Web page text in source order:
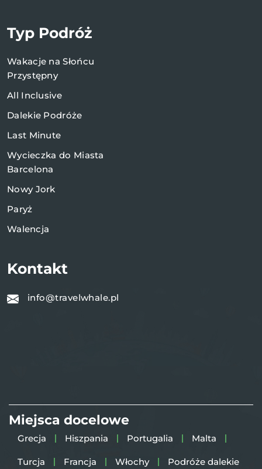
Typ Podróż
Wakacje na Słońcu
Przystępny
All Inclusive
Dalekie Podróże
Last Minute
Wycieczka do Miasta
Barcelona
Nowy Jork
Paryż
Walencja
Kontakt
info@travelwhale.pl
Miejsca docelowe
Grecja Hiszpania Portugalia Malta
Turcja Francja Włochy Podróże dalekie